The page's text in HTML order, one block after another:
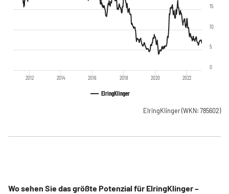
ElringKlinger
2012 2014 2016 2018 2020 2022
0
10
5
15
ElringKlinger(WKN: 785602)
Wo sehen Sie das größte Potenzial für ElringKlinger –